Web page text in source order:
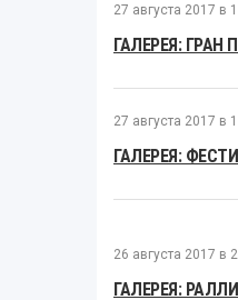
27 августа 2017 в
ГАЛЕРЕЯ: ГРАН
27 августа 2017 в
ГАЛЕРЕЯ:
26 августа 2017 в
ГАЛЕРЕЯ: